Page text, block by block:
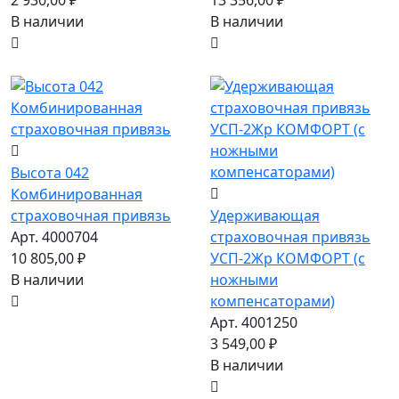
В наличии
В наличии
Высота 042
Комбинированная
страховочная привязь
Арт. 4000704
10 805,00 ₽
В наличии
Удерживающая
страховочная привязь
УСП-2Жр КОМФОРТ (с
ножными
компенсаторами)
Арт. 4001250
3 549,00 ₽
В наличии